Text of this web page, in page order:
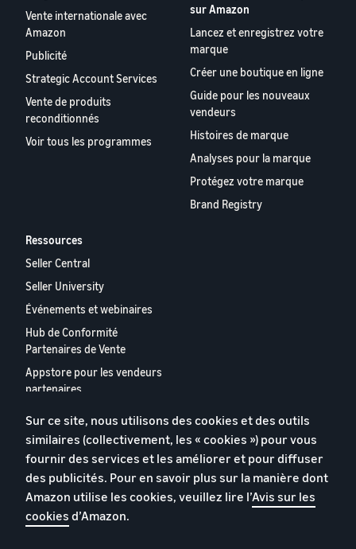
Vente internationale avec
Amazon
Publicité
Strategic Account Services
Vente de produits
reconditionnés
Voir tous les programmes
sur Amazon
Lancez et enregistrez votre
marque
Créer une boutique en ligne
Guide pour les nouveaux
vendeurs
Histoires de marque
Analyses pour la marque
Protégez votre marque
Brand Registry
Ressources
Seller Central
Seller University
Événements et webinaires
Hub de Conformité
Partenaires de Vente
Appstore pour les vendeurs
partenaires
vendeurs partenaires
européens
Politique de confidentialité
Sur ce site, nous utilisons des cookies et des outils
similaires (collectivement, les « cookies ») pour vous
fournir des services et les améliorer et pour diffuser
des publicités. Pour en savoir plus sur la manière dont
Amazon utilise les cookies, veuillez lire l’Avis sur les
cookies d’Amazon.